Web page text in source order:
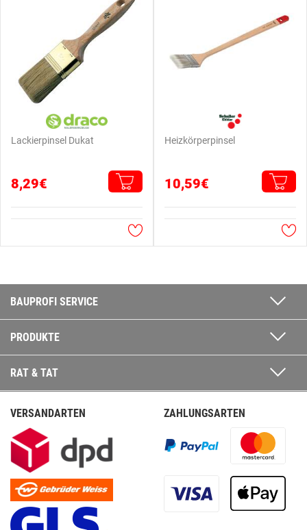
Lackierpinsel Dukat
8,29€
Heizkörperpinsel
10,59€
BAUPROFI SERVICE
PRODUKTE
RAT & TAT
VERSANDARTEN ZAHLUNGSARTEN